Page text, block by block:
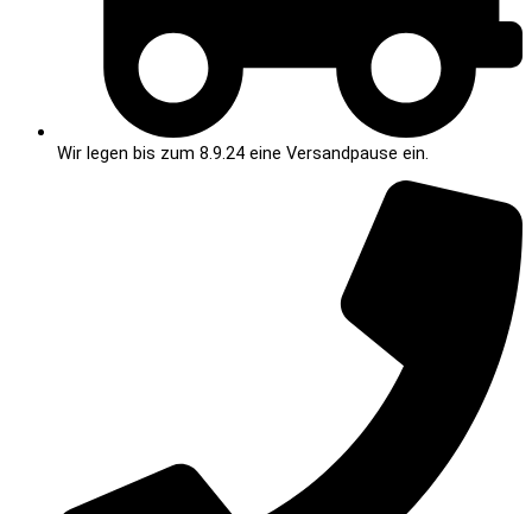
Wir legen bis zum 8.9.24 eine Versandpause ein.